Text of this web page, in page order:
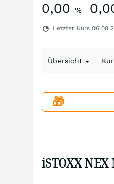
0,00 %
Letzter Kurs
Übersicht
🎁
iSTOXX